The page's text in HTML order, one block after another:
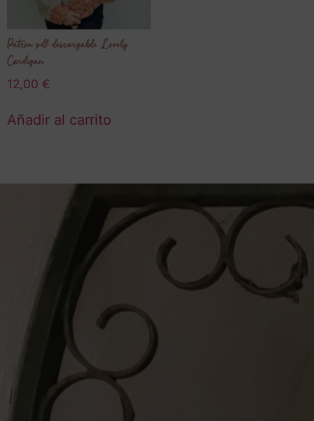
Patrón pdf descargable Lovely
Cardigan
12,00 €
Añadir al carrito